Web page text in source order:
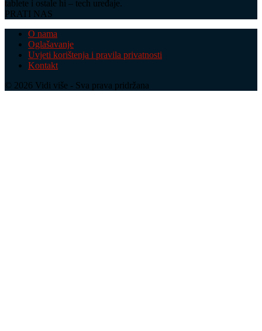
tablete i ostale hi – tech uređaje.
PRATI NAS
O nama
Oglašavanje
Uvjeti korištenja i pravila privatnosti
Kontakt
© 2026 Vidi više - Sva prava pridržana